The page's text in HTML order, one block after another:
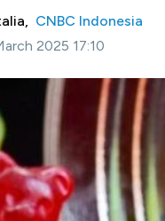
CNBC Indonesia
2025 17:10